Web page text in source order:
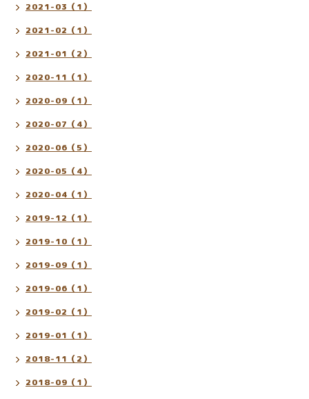
2021-03（1）
2021-02（1）
2021-01（2）
2020-11（1）
2020-09（1）
2020-07（4）
2020-06（5）
2020-05（4）
2020-04（1）
2019-12（1）
2019-10（1）
2019-09（1）
2019-06（1）
2019-02（1）
2019-01（1）
2018-11（2）
2018-09（1）